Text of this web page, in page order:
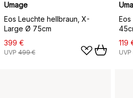
Umage
Eos Leuchte hellbraun, X-
Large Ø 75cm
399 €
UVP 499 €
119
UVP